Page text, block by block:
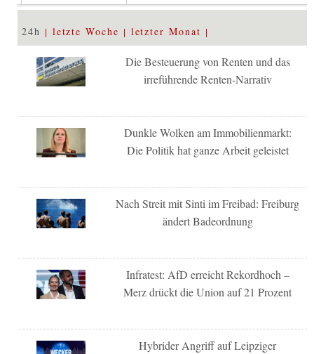
24h letzte Woche letzter Monat
Die Besteuerung von Renten und das
irreführende Renten-Narrativ
Dunkle Wolken am Immobilienmarkt:
Die Politik hat ganze Arbeit geleistet
Nach Streit mit Sinti im Freibad: Freiburg
ändert Badeordnung
Infratest: AfD erreicht Rekordhoch –
Merz drückt die Union auf 21 Prozent
Hybrider Angriff auf Leipziger